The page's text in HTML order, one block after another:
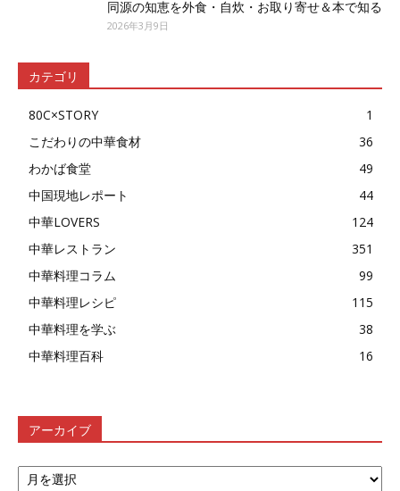
同源の知恵を外食・自炊・お取り寄せ＆本で知る
2026年3月9日
カテゴリ
80C×STORY
1
こだわりの中華食材
36
わかば食堂
49
中国現地レポート
44
中華LOVERS
124
中華レストラン
351
中華料理コラム
99
中華料理レシピ
115
中華料理を学ぶ
38
中華料理百科
16
アーカイブ
ア
ー